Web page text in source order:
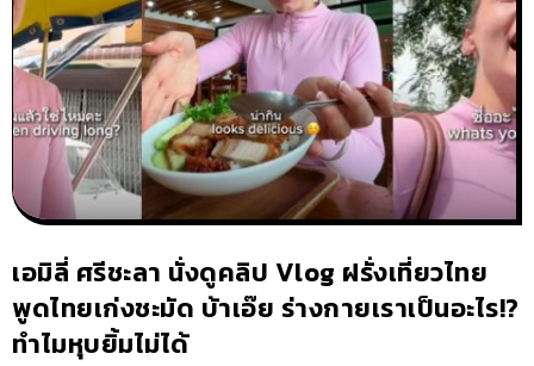
เอมิลี่ ศรีชะลา นั่งดูคลิป Vlog ฝรั่งเที่ยวไทย
พูดไทยเก่งชะมัด บ้าเอ๊ย ร่างกายเราเป็นอะไร!?
ทำไมหุบยิ้มไม่ได้